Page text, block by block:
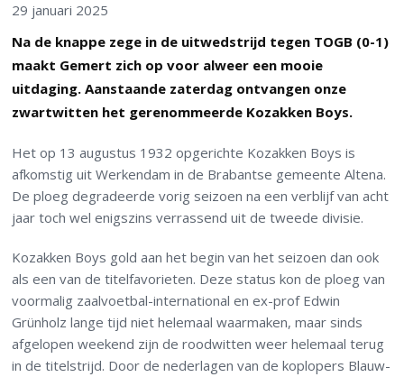
29 januari 2025
Na de knappe zege in de uitwedstrijd tegen TOGB (0-1)
maakt Gemert zich op voor alweer een mooie
uitdaging. Aanstaande zaterdag ontvangen onze
zwartwitten het gerenommeerde Kozakken Boys.
Het op 13 augustus 1932 opgerichte Kozakken Boys is
afkomstig uit Werkendam in de Brabantse gemeente Altena.
De ploeg degradeerde vorig seizoen na een verblijf van acht
jaar toch wel enigszins verrassend uit de tweede divisie.
Kozakken Boys gold aan het begin van het seizoen dan ook
als een van de titelfavorieten. Deze status kon de ploeg van
voormalig zaalvoetbal-international en ex-prof Edwin
Grünholz lange tijd niet helemaal waarmaken, maar sinds
afgelopen weekend zijn de roodwitten weer helemaal terug
in de titelstrijd. Door de nederlagen van de koplopers Blauw-